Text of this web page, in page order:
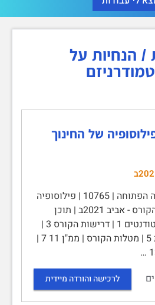
/ הנחיות על
של החינוך
האוניברסיטה הפתוחה | 10765 | פילוסופיה
של החינוך | חוברת הקורס - אביב 2021ב | תוכן
העניינים | מכתב לסטודנטים 1 | דרישות הקורס 3 |
לוח זמנים ופעילויות 5 | מטלות הקורס | ממ"ן 11 7 |
לרכישה והורדה מיידית